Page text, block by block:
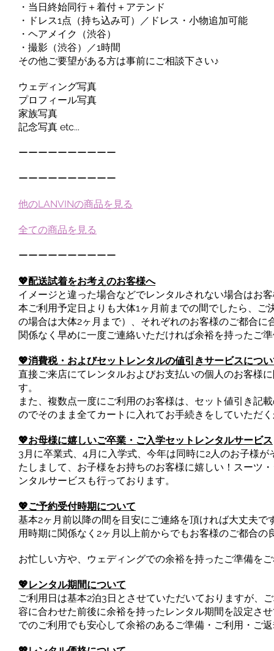
・当日終始同行＋着付＋アテンド
・ドレス1点（持ち込み可）／ドレス・小物追加可能
・ヘアメイク（渋谷）
・撮影（渋谷）／1時間
その他ご要望がある方は事前にご相談下さい♪
ウェディング写真
プロフィール写真
家族写真
記念写真 etc...
ーーーーーーーーーー
ーーーーーーーーーー
他のLANVINの商品を見る
全ての商品を見る
ーーーーーーーーーー
💖配送試着をお考えのお客様へ
イメージと違った場合などでレンタルされない場合はお
本ご利用予定日よりも大体1ヶ月前までの間でしたら、
の場合は大体2ヶ月まで）、それぞれのお客様のご都合
関係なく早めに一度ご連絡いただければ余裕を持ったご
💖消費税・およびセットレンタルの値引きサービスにつ
直接ご来店にてレンタルおよびお支払いの個人のお客様
す。
また、複数点一度にご利用のお客様は、セット値引き記
のでそのまま全てカートに入れてお手続きをしていただ
💖お母様に嬉しいご卒業・ご入学セットレンタルサービス
3月に卒業式、4月に入学式、今年は同時に2人のお子様
たしまして、お子様をお持ちのお客様に嬉しい！スーツ
ンタルサービスも行っております。
💖ご予約受付時期について
基本2ヶ月前以降の間を目安にご連絡を頂ければ大丈夫
用時期に関係なく2ヶ月以上前からでもお客様のご都合
お忙しい方や、ウェディングでの余裕を持ったご準備を
💖レンタル期間について
ご利用日は基本2泊3日とさせていただいておりますが、
容に合わせた前後に余裕を持ったレンタル期間を設定さ
でのご利用でも安心して余裕のあるご準備・ご利用・ご